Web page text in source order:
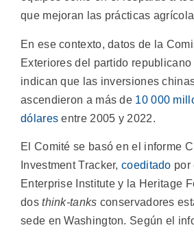
que mejoran las prácticas
En ese contexto, datos de la
Exteriores del partido
indican que las inversiones
ascendieron a más de 10 000
dólares entre 2005 y 2022.
El Comité se basó en el informe
Investment Tracker,coeditado por
Enterprise Institute y la Heritage
dosthink-tanks conservadores
sede en Washington. Según el